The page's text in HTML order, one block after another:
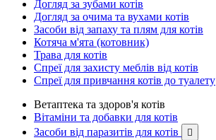
Догляд за зубами котів
Догляд за очима та вухами котів
Засоби від запаху та плям для котів
Котяча м'ята (котовник)
Трава для котів
Спреї для захисту меблів від котів
Спреї для привчання котів до туалету
Ветаптека та здоров'я котів
Вітаміни та добавки для котів
Засоби від паразитів для котів
